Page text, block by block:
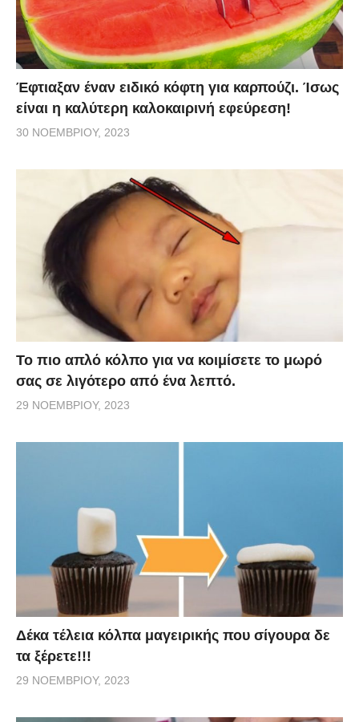
Έφτιαξαν έναν ειδικό κόφτη για καρπούζι. Ίσως
είναι η καλύτερη καλοκαιρινή εφεύρεση!
30 ΝΟΕΜΒΡΊΟΥ, 2023
Το πιο απλό κόλπο για να κοιμίσετε το μωρό
σας σε λιγότερο από ένα λεπτό.
29 ΝΟΕΜΒΡΊΟΥ, 2023
Δέκα τέλεια κόλπα μαγειρικής που σίγουρα δε
τα ξέρετε!!!
29 ΝΟΕΜΒΡΊΟΥ, 2023